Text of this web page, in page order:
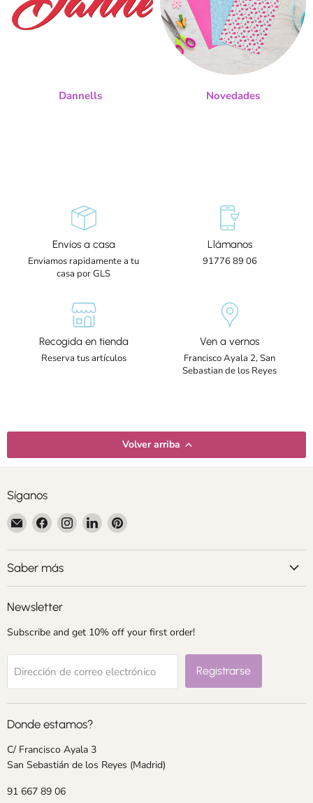
Dannells Novedades
Envíos a casa
Enviamos rapidamente a tu
casa por GLS
Llámanos
91776 89 06
Recogida en tienda
Reserva tus artículos
Ven a vernos
Francisco Ayala 2, San
Sebastian de los Reyes
Volver arriba
Síganos
Encuéntrenos
en
Correo
electrónico
Encuéntrenos
en
Facebook
Encuéntrenos
en
Instagram
Encuéntrenos
en
LinkedIn
Encuéntrenos
Pinterest
Saber más
Newsletter
Subscribe and get 10% off your first order!
Dirección de correo electrónico Registrarse
Donde estamos?
C/ Francisco Ayala 3
San Sebastián de los Reyes (Madrid)
91 667 89 06